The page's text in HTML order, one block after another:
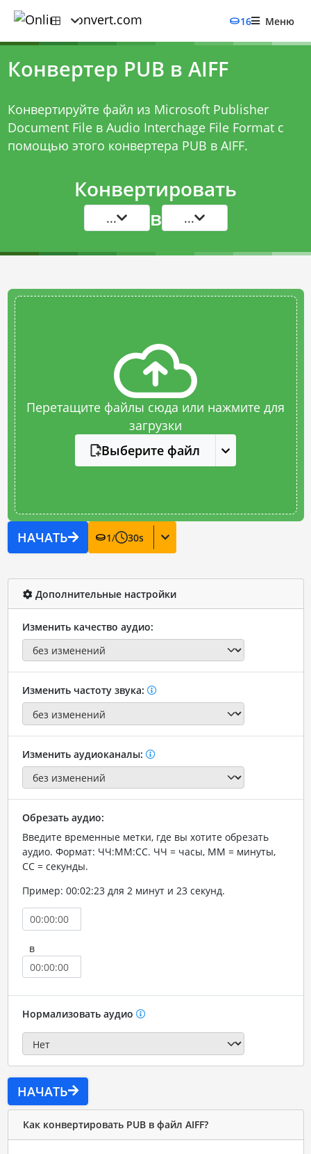
16 Меню
Конвертер PUB в AIFF
Конвертируйте файл из Microsoft Publisher
Document File в Audio Interchage File Format с
помощью этого конвертера PUB в AIFF.
Конвертировать
... в ...
Перетащите файлы сюда или нажмите для
загрузки
Выберите файл
НАЧАТЬ 1/ 30s
Дополнительные настройки
Изменить качество аудио:
Изменить частоту звука:
Изменить аудиоканалы:
Обрезать аудио:
Введите временные метки, где вы хотите обрезать
аудио. Формат: ЧЧ:ММ:СС. ЧЧ = часы, ММ = минуты,
СС = секунды.
Пример: 00:02:23 для 2 минут и 23 секунд.
в
Нормализовать аудио
НАЧАТЬ
Как конвертировать PUB в файл AIFF?